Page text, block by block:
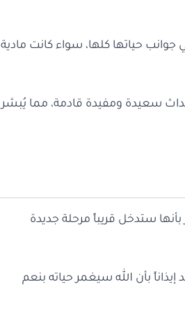
جوانب حياتها كلها، سواء كانت مادية
سعيدة ومفيدة قادمة، مما يُبشر
بأنها ستدخل قريباً مرحلة جديدة
بأن الله سيغمر حياته بنعم